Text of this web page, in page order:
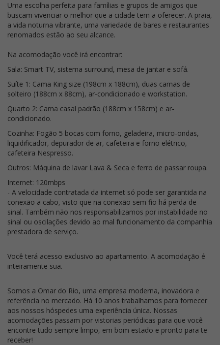
Uma escolha perfeita para famílias e grupos de amigos que
buscam vivenciar o melhor que a cidade tem a oferecer. A praia,
a vida noturna vibrante, uma variedade de bares e restaurantes
renomados estão ao seu alcance.
Na acomodação você irá encontrar:
Sala: Smart TV, sistema surround, mesa de jantar e sofá.
Suíte 1: Cama King size (198cm x 188cm), duas camas de
solteiro (188cm x 88cm), ar-condicionado e workstation.
Quarto 2: Cama casal padrão (188cm x 158cm) e ar-
condicionado.
Cozinha: Fogão 5 bocas com forno, geladeira, micro-ondas,
liquidificador, depurador de ar, cafeteira e forno elétrico,
cafeteira Nespresso.
Outros: Máquina de lavar Lava & Seca e ferro de passar roupa.
Internet: 120mbps
- A velocidade contratada da internet só pode ser garantida na
conexão a cabo, visto que na conexão sem fio há perda de
sinal. Também não nos responsabilizamos por instabilidade no
sinal ou oscilações devido ao mal funcionamento da companhia
prestadora de serviço.
Você terá acesso exclusivo ao apartamento. A acomodação é
inteiramente sua.
Somos a Omar do Rio, uma empresa moderna, inovadora e
referência no mercado. Há 10 anos trabalhamos para fornecer
aos nossos hóspedes uma experiência única. Nossas
acomodações passam por vistorias periódicas para que você
encontre tudo sempre limpo, em bom estado e pronto para te
receber!